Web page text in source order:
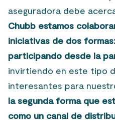
aseguradora debe
Chubb estamos
iniciativas de dos
participando desde la
invirtiendo en este tipo
interesantes para
la segunda forma que
como un canal de